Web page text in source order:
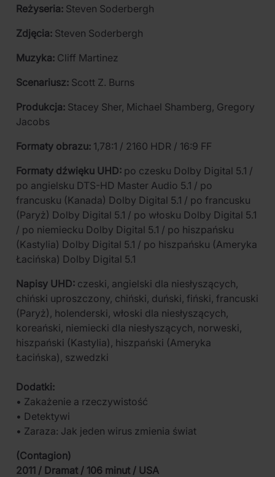
Reżyseria: Steven Soderbergh
Zdjęcia: Steven Soderbergh
Muzyka: Cliff Martinez
Scenariusz: Scott Z. Burns
Produkcja: Stacey Sher, Michael Shamberg, Gregory
Jacobs
Formaty obrazu: 1,78:1 / 2160 HDR / 16:9 FF
Formaty dźwięku UHD: po czesku Dolby Digital 5.1 /
po angielsku DTS-HD Master Audio 5.1 / po
francusku (Kanada) Dolby Digital 5.1 / po francusku
(Paryż) Dolby Digital 5.1 / po włosku Dolby Digital 5.1
/ po niemiecku Dolby Digital 5.1 / po hiszpańsku
(Kastylia) Dolby Digital 5.1 / po hiszpańsku (Ameryka
Łacińska) Dolby Digital 5.1
Napisy UHD: czeski, angielski dla niesłyszących,
chiński uproszczony, chiński, duński, fiński, francuski
(Paryż), holenderski, włoski dla niesłyszących,
koreański, niemiecki dla niesłyszących, norweski,
hiszpański (Kastylia), hiszpański (Ameryka
Łacińska), szwedzki
Dodatki:
• Zakażenie a rzeczywistość
• Detektywi
• Zaraza: Jak jeden wirus zmienia świat
(Contagion)
2011 / Dramat / 106 minut / USA